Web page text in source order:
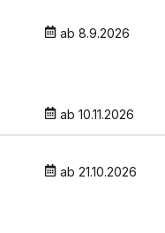
ab 8.9.2026
ab 10.11.2026
ab 21.10.2026